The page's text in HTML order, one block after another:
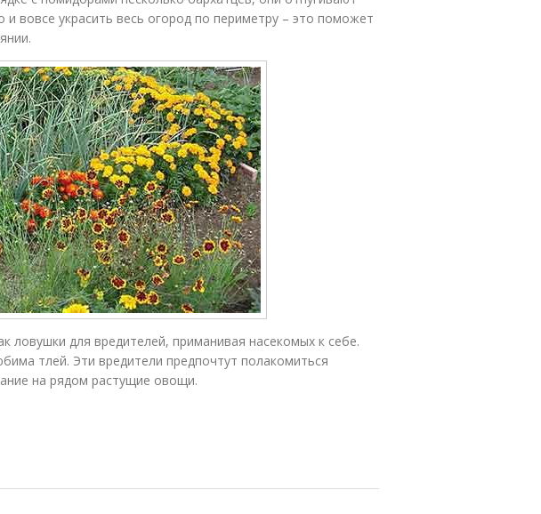
вовсе украсить весь огород по периметру – это поможет
ловушки для вредителей, приманивая насекомых к себе.
тлей. Эти вредители предпочтут полакомиться
на рядом растущие овощи.